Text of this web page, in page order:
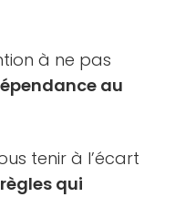
à ne pas
au
tenir à l’écart
qui